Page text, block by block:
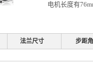
电机长度有
法兰尺寸 步距